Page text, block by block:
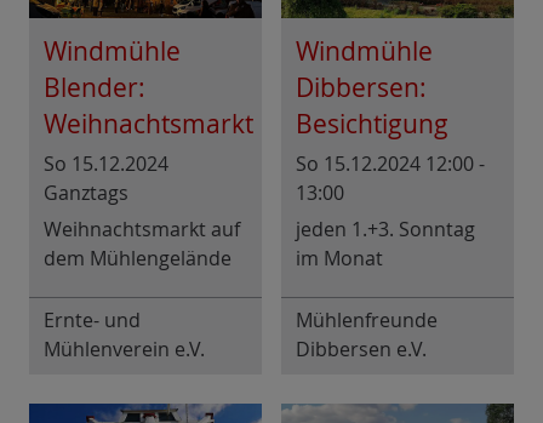
Windmühle
Blender:
Weihnachtsmarkt
So 15.12.2024
Ganztags
Weihnachtsmarkt auf
dem Mühlengelände
Ernte- und
Mühlenverein e.V.
Windmühle
Dibbersen:
Besichtigung
So 15.12.2024 12:00 -
13:00
jeden 1.+3. Sonntag
im Monat
Mühlenfreunde
Dibbersen e.V.